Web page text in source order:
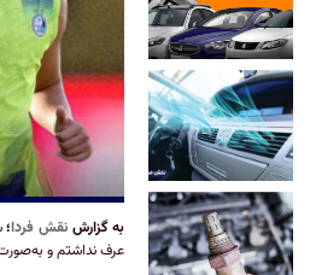
به گزارشنقش فردا؛
عرف نداشتم و